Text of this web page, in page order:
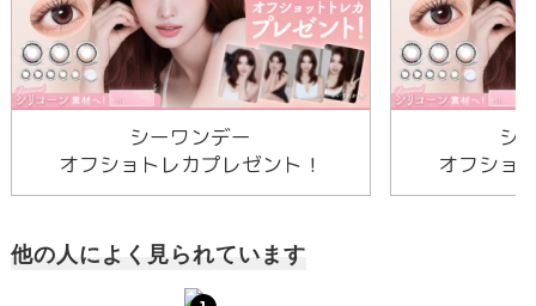
シーワンデー
オフショトレカプレゼント！
シ
オフショ
他の人によく見られています